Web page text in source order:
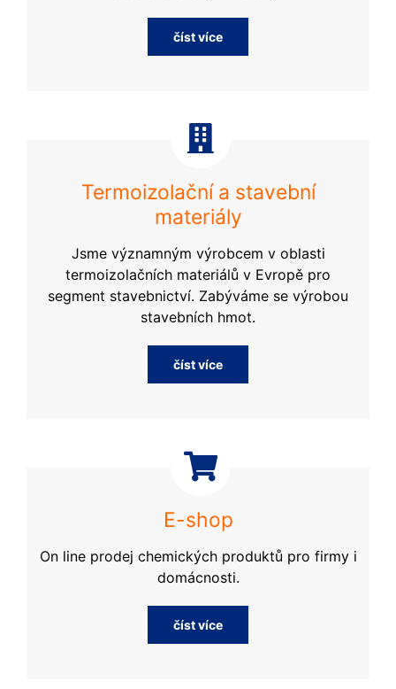
číst více
Termoizolační a stavební
materiály
Jsme významným výrobcem v oblasti
termoizolačních materiálů v Evropě pro
segment stavebnictví. Zabýváme se výrobou
stavebních hmot.
číst více
E-shop
On line prodej chemických produktů pro firmy i
domácnosti.
číst více